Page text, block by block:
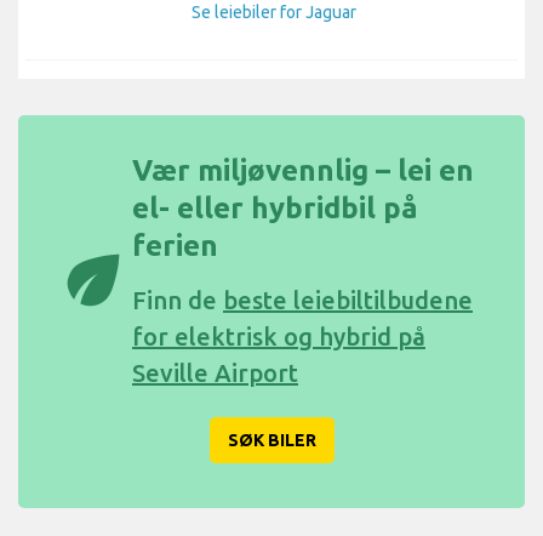
Se leiebiler for Jaguar
eco
Vær miljøvennlig – lei en
el- eller hybridbil på
ferien
Finn de beste leiebiltilbudene
for elektrisk og hybrid på
Seville Airport
SØK BILER